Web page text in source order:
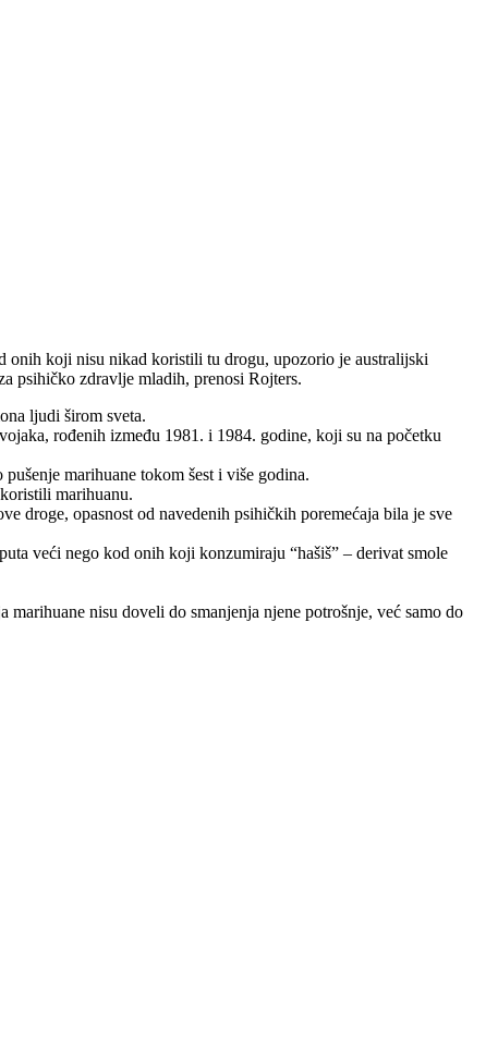
onih koji nisu nikad koristili tu drogu, upozorio je australijski
psihičko zdravlje mladih, prenosi Rojters.
ljudi širom sveta.
rođenih između 1981. i 1984. godine, koji su na početku
marihuane tokom šest i više godina.
marihuanu.
droge, opasnost od navedenih psihičkih poremećaja bila je sve
veći nego kod onih koji konzumiraju “hašiš” – derivat smole
nisu doveli do smanjenja njene potrošnje, već samo do